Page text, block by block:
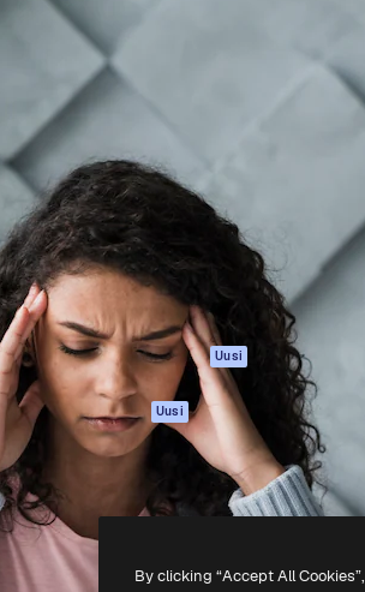
Tuotteet
Spaces
Tekoälyavustaja
kuvageneraattori
Tekoälyllä toimiva
videogeneraattori
Tekoälyllä toimiva
äänigeneraattori
Kuvapankkisisältö
MCP
Claudelle ja
ChatGPT:lle
Uusi
Agentit Uusi
API
Mobiilisovellus
Kaikki Magnific-
työkalut
Academy
Kumppanit
Yrityksille
By clicking “Accept All